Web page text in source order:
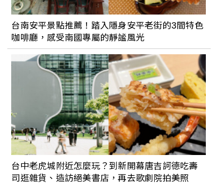
台南安平景點推薦！踏入隱身安平老街的3間特色
咖啡廳，感受南國專屬的靜謐風光
台中老虎城附近怎麼玩？到新開幕唐吉訶德吃壽
司逛雜貨、造訪絕美書店，再去歌劇院拍美照